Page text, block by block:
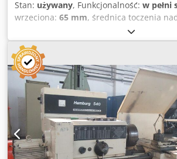
Stan: używany, Funkcjonalność: w pełni
wrzeciona: 65 mm, średnica toczenia
, Tokarka z wałkiem
Prod. Heidenreich & Harbeck Typ VDF
Aksczjkr Dane techniczne Producent:
Harbeck Typ: VDF Rok produkcji:
konwencjonalne Odległość między
Średnica toczenia nad łożem: 520 mm
65 mm Wymiary: Dł. 3,60 x Szer. 1,20 x
maszyny: ok. 4 t Wyposażenie - 2-
Liniarka 1500 mm brak Wszelkie dane
Prezentacja pod napięciem możliwa w
naszej hali wystawowej.